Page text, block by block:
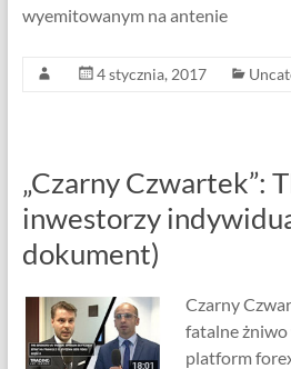
wyemitowanym na antenie
4 stycznia, 2017
„Czarny Czwartek”:
inwestorzy
dokument)
Czarny
fatalne
platform